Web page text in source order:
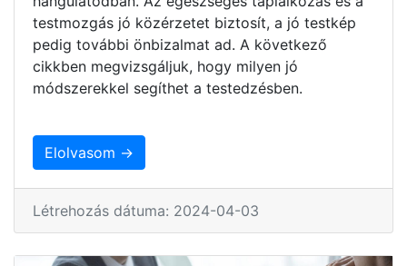
testmozgás jó közérzetet biztosít, a jó testkép
pedig további önbizalmat ad. A következő
cikkben megvizsgáljuk, hogy milyen jó
módszerekkel segíthet a testedzésben.
Elolvasom →
Létrehozás dátuma: 2024-04-03